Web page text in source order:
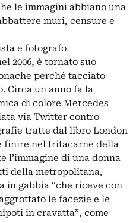
le immagini abbiano una
muri, censure e
e fotografo
2006, è tornato suo
perché tacciato
Circa un anno fa la
di colore Mercedes
via Twitter contro
tratte dal libro London
finire nel tritacarne della
l’immagine di una donna
della metropolitana,
in gabbia “che riceve con
le facezie e le
in cravatta”, come